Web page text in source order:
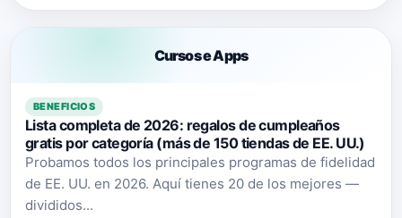
Cursos e Apps
BENEFICIOS
Lista completa de 2026: regalos de cumpleaños
gratis por categoría (más de 150 tiendas de EE. UU.)
Probamos todos los principales programas de fidelidad
de EE. UU. en 2026. Aquí tienes 20 de los mejores —
divididos...